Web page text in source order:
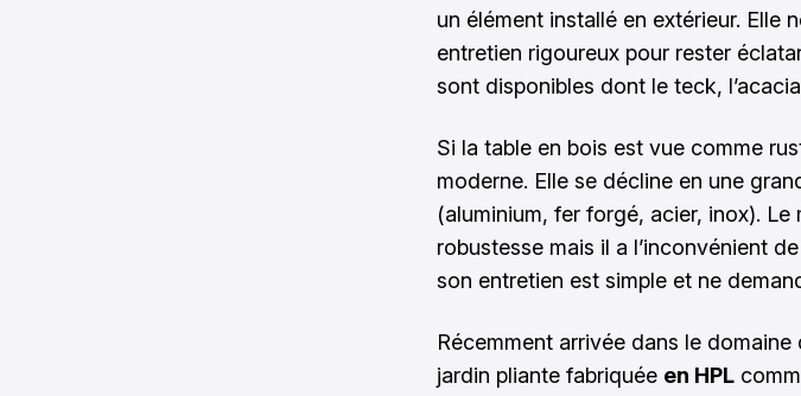
un élément installé en extérieur. Elle
entretien rigoureux pour rester
sont disponibles dont le teck,
Si la table en bois est vue comme
moderne. Elle se décline en une
(aluminium, fer forgé, acier, inox).
robustesse mais il a l’inconvénient
son entretien est simple et ne
Récemment arrivée dans le
jardin pliante fabriquée en HPL